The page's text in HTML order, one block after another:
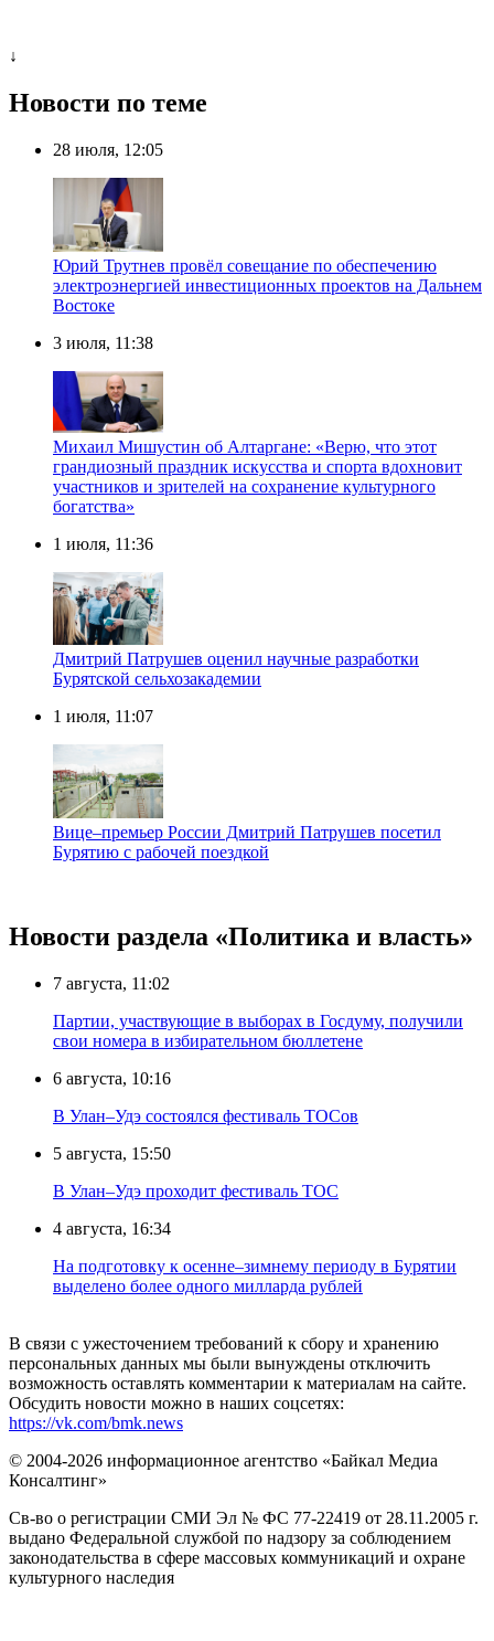
↓
Новости по теме
28 июля, 12:05
Юрий Трутнев провёл совещание по обеспечению
электроэнергией инвестиционных проектов на Дальнем
Востоке
3 июля, 11:38
Михаил Мишустин об Алтаргане: «Верю, что этот
грандиозный праздник искусства и спорта вдохновит
участников и зрителей на сохранение культурного
богатства»
1 июля, 11:36
Дмитрий Патрушев оценил научные разработки
Бурятской сельхозакадемии
1 июля, 11:07
Вице–премьер России Дмитрий Патрушев посетил
Бурятию с рабочей поездкой
Новости раздела «Политика и власть»
7 августа, 11:02
Партии, участвующие в выборах в Госдуму, получили
свои номера в избирательном бюллетене
6 августа, 10:16
В Улан–Удэ состоялся фестиваль ТОСов
5 августа, 15:50
В Улан–Удэ проходит фестиваль ТОС
4 августа, 16:34
На подготовку к осенне–зимнему периоду в Бурятии
выделено более одного милларда рублей
В связи с ужесточением требований к сбору и хранению
персональных данных мы были вынуждены отключить
возможность оставлять комментарии к материалам на сайте.
Обсудить новости можно в наших соцсетях:
https://vk.com/bmk.news
© 2004-2026 информационное агентство «Байкал Медиа
Консалтинг»
Св-во о регистрации СМИ Эл № ФС 77-22419 от 28.11.2005 г.
выдано Федеральной службой по надзору за соблюдением
законодательства в сфере массовых коммуникаций и охране
культурного наследия